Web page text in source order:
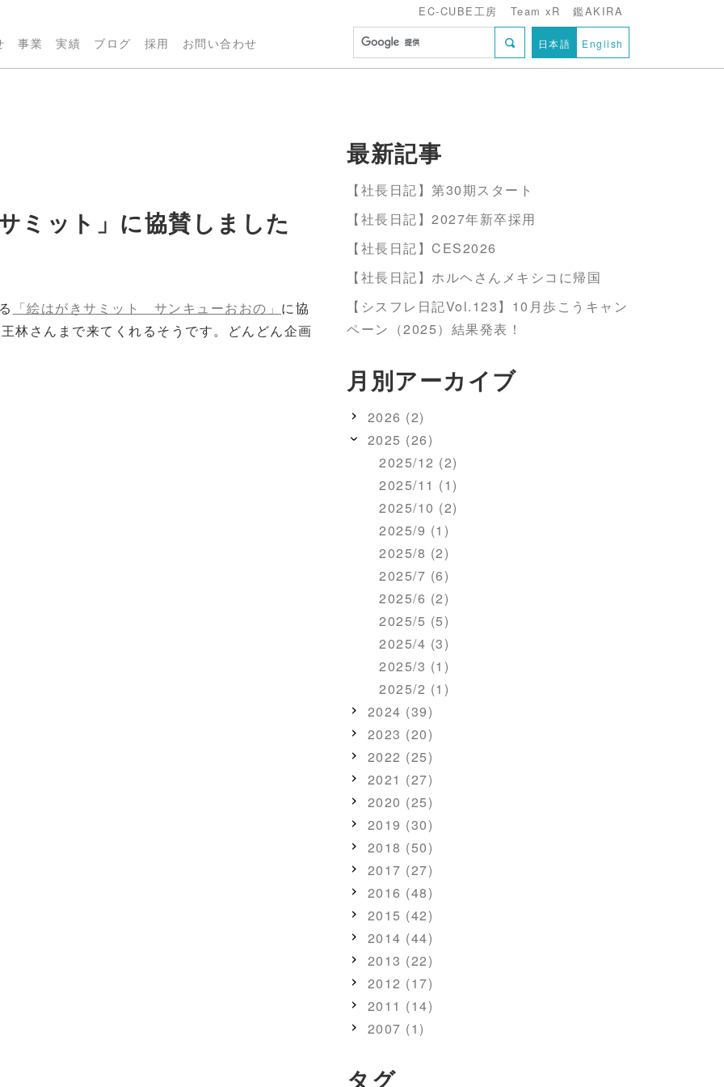
EC-CUBE工房 Team xR 鑑AKIRA
事業 実績 ブログ 採用 お問い合わせ 日本語 English
ミット」に協賛しました
「絵はがきサミット サンキューおおの」 に協
林さんまで来てくれるそうです。どんどん企画
最新記事
【社長日記】第30期スタート
【社長日記】2027年新卒採用
【社長日記】CES2026
【社長日記】ホルヘさんメキシコに帰国
【シスフレ日記Vol.123】10月歩こうキャン
ペーン（2025）結果発表！
月別アーカイブ
2026 (2)
2025 (26)
2025/12 (2)
2025/11 (1)
2025/10 (2)
2025/9 (1)
2025/8 (2)
2025/7 (6)
2025/6 (2)
2025/5 (5)
2025/4 (3)
2025/3 (1)
2025/2 (1)
2024 (39)
2023 (20)
2022 (25)
2021 (27)
2020 (25)
2019 (30)
2018 (50)
2017 (27)
2016 (48)
2015 (42)
2014 (44)
2013 (22)
2012 (17)
2011 (14)
2007 (1)
タグ